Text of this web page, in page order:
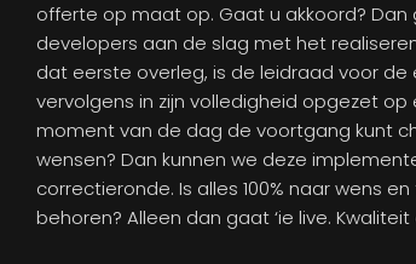
offerte op maat op. Gaat u akkoord?
developers aan de slag met het
dat eerste overleg, is de leidraad voor
vervolgens in zijn volledigheid opgezet
moment van de dag de voortgang kunt
wensen? Dan kunnen we deze
correctieronde. Is alles 100% naar wens
behoren? Alleen dan gaat ‘ie live.